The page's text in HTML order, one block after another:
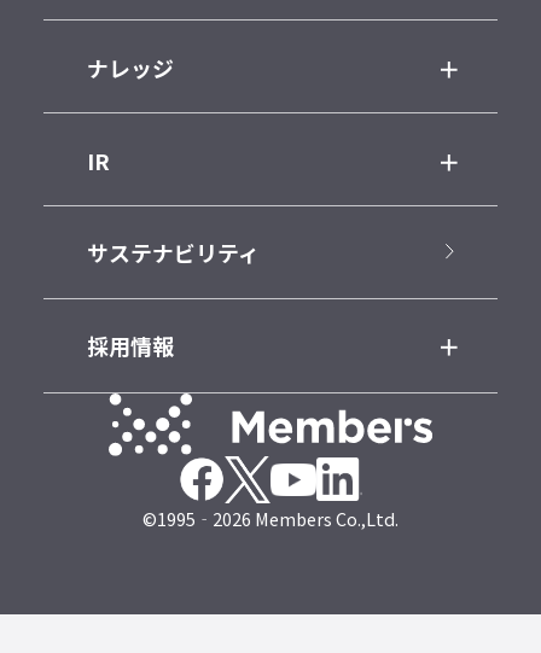
ナレッジ
IR
サステナビリティ
採用情報
©1995‐2026 Members Co.,Ltd.